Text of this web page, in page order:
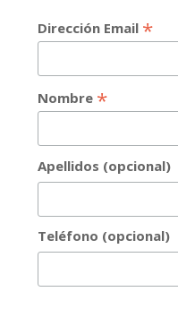
Dirección Email *
Nombre *
Apellidos (opcional)
Teléfono (opcional)